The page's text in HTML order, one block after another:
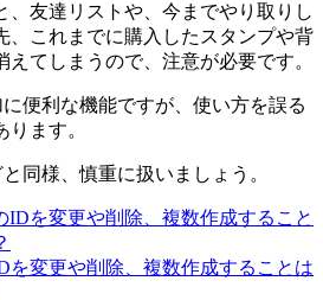
、友達リストや、今までやり取りし
、これまでに購入したスタンプや背
てしまうので、注意が必要です。
便利な機能ですが、使い方を誤る
ます。
同様、慎重に扱いましょう。
を変更や削除、複数作成することは